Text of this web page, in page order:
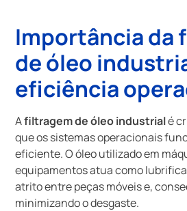
Importância da
de óleo
eficiência
Afiltragem de óleo industrialé
que os sistemas operacionais
eficiente. O óleo utilizado em
equipamentos atua como
atrito entre peças móveis e,
minimizando o desgaste.